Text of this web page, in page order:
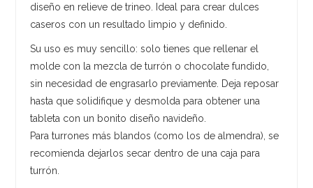
diseño en relieve de trineo. Ideal para crear dulces
caseros con un resultado limpio y definido.
Su uso es muy sencillo: solo tienes que rellenar el
molde con la mezcla de turrón o chocolate fundido,
sin necesidad de engrasarlo previamente. Deja reposar
hasta que solidifique y desmolda para obtener una
tableta con un bonito diseño navideño.
Para turrones más blandos (como los de almendra), se
recomienda dejarlos secar dentro de una caja para
turrón.